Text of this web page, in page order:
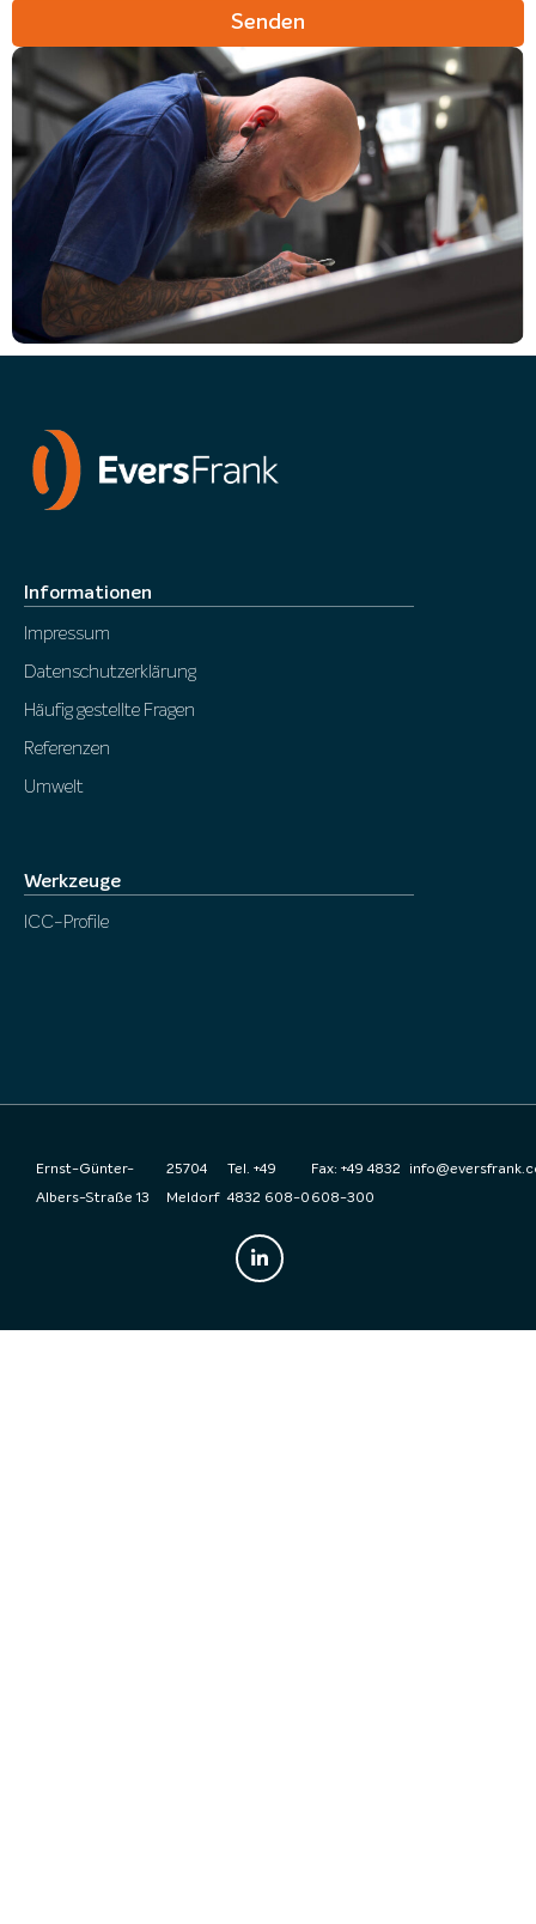
Senden
Informationen
Impressum
Datenschutzerklärung
Häufig gestellte Fragen
Referenzen
Umwelt
Werkzeuge
ICC-Profile
Ernst-Günter-
Albers-Straße 13
25704
Meldorf
Tel. +49
4832 608-0
Fax: +49 4832
608-300